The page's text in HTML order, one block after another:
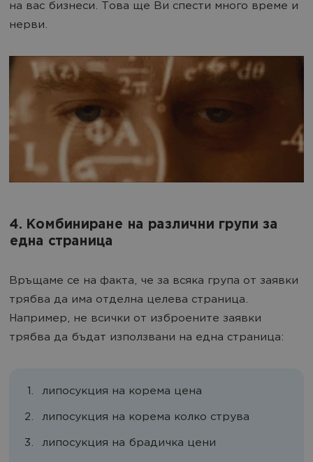
на вас бизнеси. Това ще Ви спести много време и
нерви.
4. Комбиниране на различни групи за
една страница
Връщаме се на факта, че за всяка група от заявки
трябва да има отделна целева страница.
Например, не всички от изброените заявки
трябва да бъдат използвани на една страница:
липосукция на корема цена
липосукция на корема колко струва
липосукция на брадичка цени